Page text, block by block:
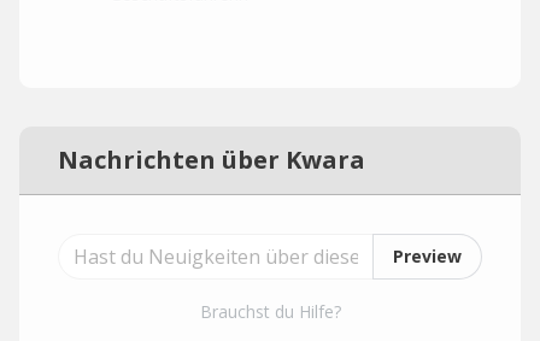
Nachrichten über Kwara
Preview
Brauchst du Hilfe?